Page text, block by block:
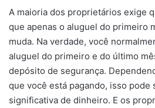
A maioria dos proprietários exige
que apenas o aluguel do primeiro
muda. Na verdade, você
aluguel do primeiro e do último
depósito de segurança.
que você está pagando, isso pode
significativa de dinheiro. E os